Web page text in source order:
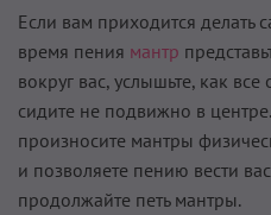
Если вам приходится делать
время пения мантр
вокруг вас, услышьте, как
сидите не­ подвижно в
произносите мантры
и позволяете пению вести
продолжайте петь мантры.